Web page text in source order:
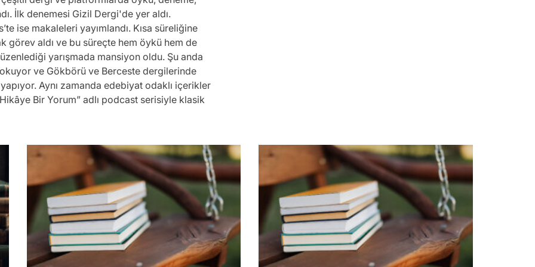
İlk denemesi Gizil Dergi'de yer aldı.
ise makaleleri yayımlandı. Kısa süreliğine
görev aldı ve bu süreçte hem öykü hem de
yarışmada mansiyon oldu. Şu anda
ve Gökbörü ve Berceste dergilerinde
Aynı zamanda edebiyat odaklı içerikler
Bir Yorum” adlı podcast serisiyle klasik